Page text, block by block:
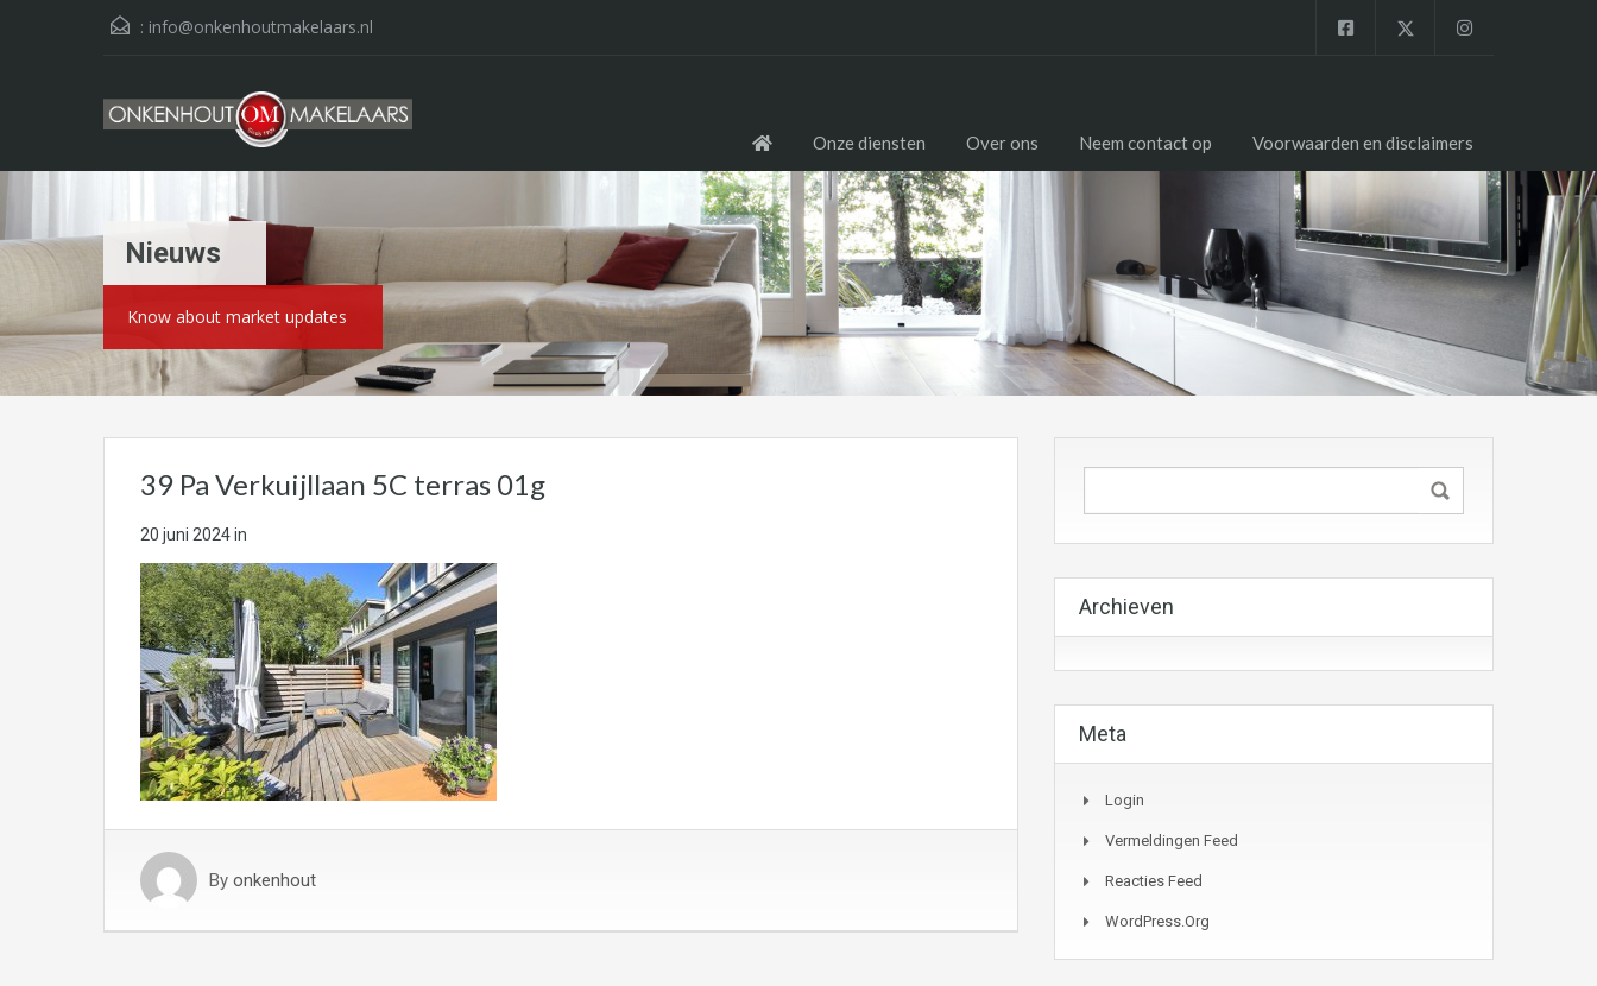
: info@onkenhoutmakelaars.nl
Onze diensten Over ons Neem contact op Voorwaarden en disclaimers
Nieuws
Know about market updates
39 Pa Verkuijllaan 5C terras 01g
20 juni 2024in
By onkenhout
Archieven
Meta
Login
Vermeldingen Feed
Reacties Feed
WordPress.org